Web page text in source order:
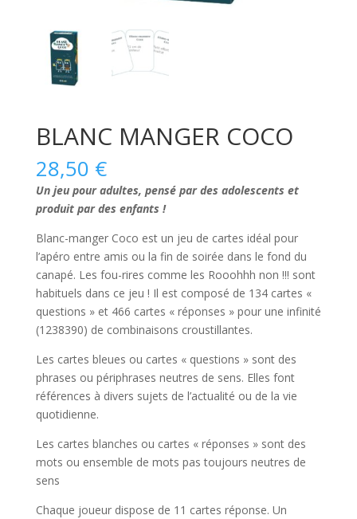
BLANC MANGER COCO
28,50 €
Un jeu pour adultes, pensé par des adolescents et
produit par des enfants !
Blanc-manger Coco est un jeu de cartes idéal pour
l’apéro entre amis ou la fin de soirée dans le fond du
canapé. Les fou-rires comme les Rooohhh non !!! sont
habituels dans ce jeu ! Il est composé de 134 cartes «
questions » et 466 cartes « réponses » pour une infinité
(1238390) de combinaisons croustillantes.
Les cartes bleues ou cartes « questions » sont des
phrases ou périphrases neutres de sens. Elles font
références à divers sujets de l’actualité ou de la vie
quotidienne.
Les cartes blanches ou cartes « réponses » sont des
mots ou ensemble de mots pas toujours neutres de
sens
Chaque joueur dispose de 11 cartes réponse. Un